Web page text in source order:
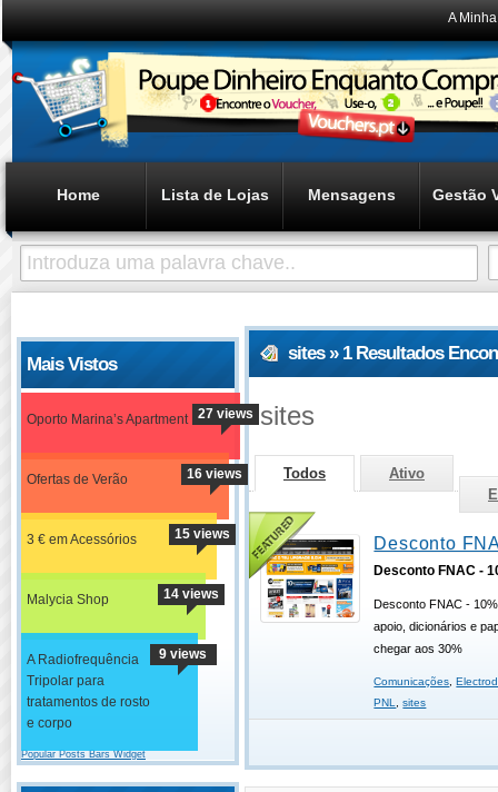
A
Home Lista de Lojas Mensagens Gestão
Mais Vistos
Oporto Marina’s Apartment 27 views
Ofertas de Verão 16 views
3 € em Acessórios 15 views
Malycia Shop 14 views
A Radiofrequência
Tripolar para
tratamentos de rosto
e corpo
9 views
Popular Posts Bars Widget
sites » 1 Resultados
sites
Todos
Ativo
Desconto
Desconto FNAC -
Desconto FNAC -
apoio, dicionários e
chegar aos 30%
Comunicações ,
PNL
,sites